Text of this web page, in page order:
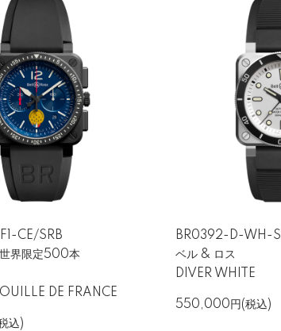
スイス製ムーブメントによる高精度
内部には信頼性の高いスイス製ムーブメントを搭載
CE/SRB
世界限定500本
DE FRANCE
込)
BR0392-D-WH-
ベル & ロス
DIVER WHITE
550,000円(税込)